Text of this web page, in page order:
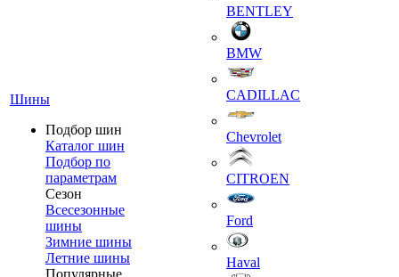
Шины
Подбор шин
Каталог шин
Подбор по
параметрам
Сезон
Всесезонные
шины
Зимние шины
Летние шины
Популярные
BENTLEY
BMW
CADILLAC
Chevrolet
CITROEN
Ford
Haval